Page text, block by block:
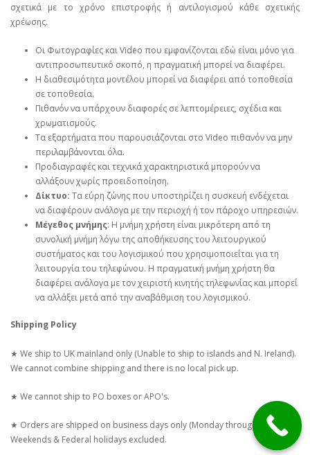
σχετικά με το χρόνο επιστροφής ή αντιλογισμού κάθε σχετικής
χρέωσης.
Οι Φωτογραφίες και Video που εμφανίζονται εδώ είναι μόνο για
αντιπροσωπευτικό σκοπό, η πραγματική μπορεί να διαφέρει.
Η διαθεσιμότητα μοντέλου μπορεί να διαφέρει από τοποθεσία
σε τοποθεσία.
Πιθανόν να υπάρχουν διαφορές σε λεπτομέρειες, σχέδια και
χρωματισμούς.
Τα εξαρτήματα που παρουσιάζονται στο Video πιθανόν να μην
περιλαμβάνονται όλα.
Προδιαγραφές και τεχνικά χαρακτηριστικά μπορούν να
αλλάξουν χωρίς προειδοποίηση.
Δίκτυο: Τα εύρη ζώνης που υποστηρίζει η συσκευή ενδέχεται
να διαφέρουν ανάλογα με την περιοχή ή τον πάροχο υπηρεσιών.
Μέγεθος μνήμης: Η μνήμη χρήστη είναι μικρότερη από τη
συνολική μνήμη λόγω της αποθήκευσης του λειτουργικού
συστήματος και του λογισμικού που χρησιμοποιείται για τη
λειτουργία του τηλεφώνου. Η πραγματική μνήμη χρήστη θα
διαφέρει ανάλογα με τον χειριστή κινητής τηλεφωνίας και μπορεί
να αλλάξει μετά από την αναβάθμιση του λογισμικού.
Shipping Policy
★ We ship to UK mainland only (Unable to ship to islands and N. Ireland).
We cannot combine shipping and there is no local pick up.
★ We cannot ship to PO boxes or APO's.
★ Orders are shipped on business days only (Monday through Friday)
Weekends & Federal holidays excluded.